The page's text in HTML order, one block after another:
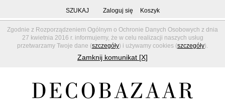
Zgodnie z Rozporządzeniem Ogólnym o Ochronie Danych Osobowych z dnia
27 kwietnia 2016 r. informujemy, że w celu realizacji naszych usług
przetwarzamy Twoje dane (szczegóły) i używamy cookies (szczegóły).
Zamknij komunikat [X]
SZUKAJ Zaloguj się Koszyk